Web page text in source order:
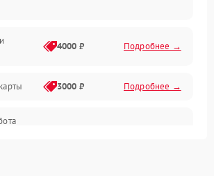
4000 ₽ Подробнее →
3000 ₽ Подробнее →